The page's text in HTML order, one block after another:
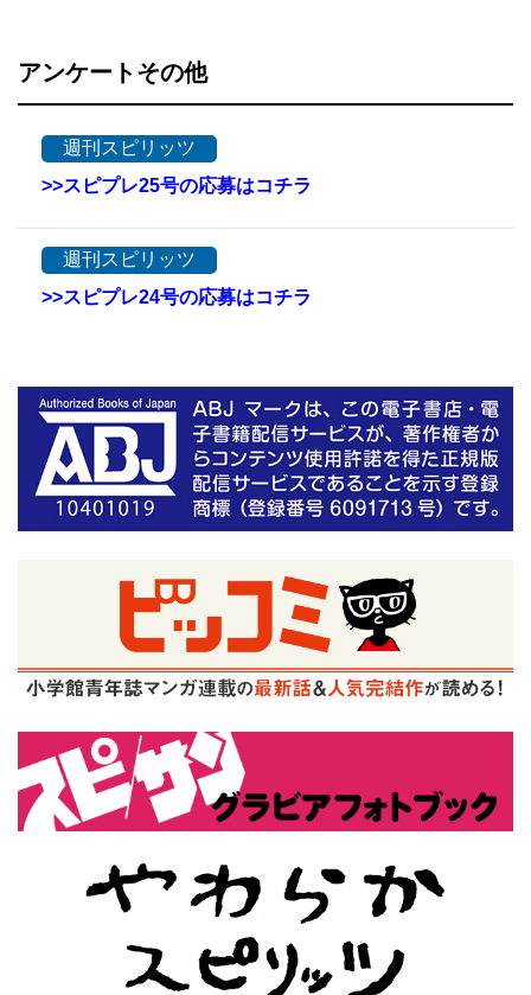
アンケートその他
週刊スピリッツ
>>スピプレ25号の応募はコチラ
週刊スピリッツ
>>スピプレ24号の応募はコチラ